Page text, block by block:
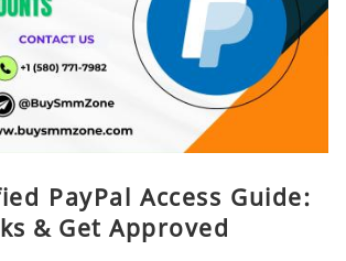
PayPal Access Guide:
& Get Approved